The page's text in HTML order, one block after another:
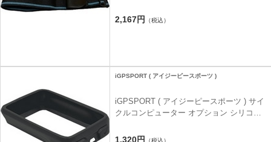
2,167円 （税込）
iGPSPORT ( アイジーピースポーツ )
iGPSPORT ( アイジーピースポーツ ) サイ
クルコンピューター オプション シリコン
1,320円 （税込）